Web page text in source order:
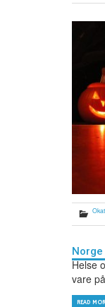
Helse
vare
READ